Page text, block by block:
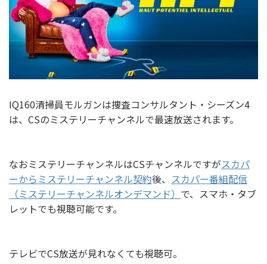
IQ160清掃員モルガンは捜査コンサルタント・シーズン4
は、CSのミステリーチャンネルで最速放送されます。
なおミステリーチャンネルはCSチャンネルですがスカパ
ーからミステリーチャンネル契約後、 スカパー番組配信
（ミステリーチャンネルオンデマンド） で、スマホ・タブ
レットでも視聴可能です。
テレビでCS放送が見れなくても視聴可。